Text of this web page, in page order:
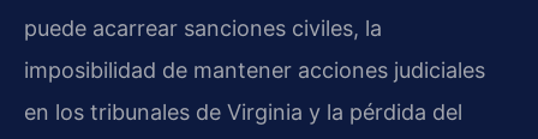
puede acarrear sanciones civiles, la
imposibilidad de mantener acciones judiciales
en los tribunales de Virginia y la pérdida del